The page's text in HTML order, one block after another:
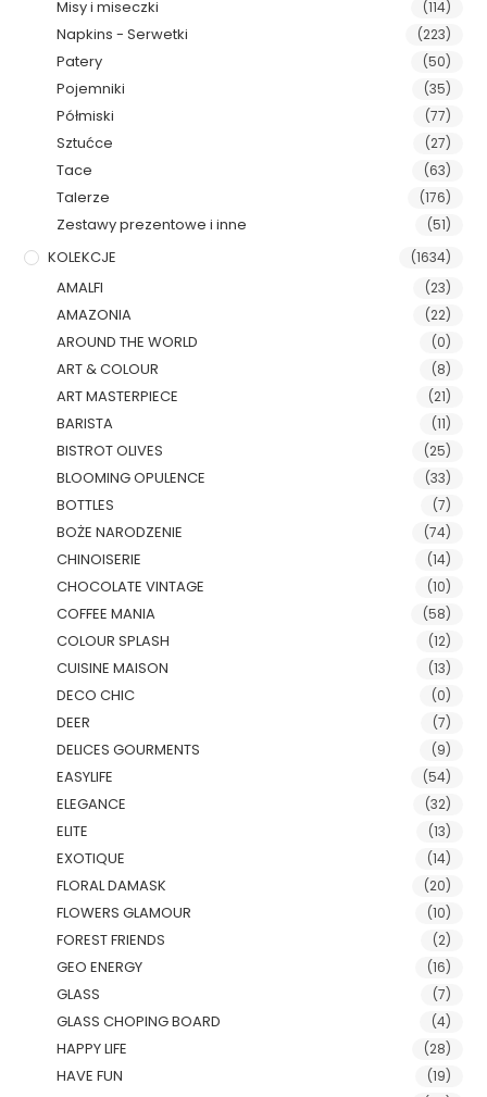
Misy i miseczki (114)
Napkins - Serwetki (223)
Patery (50)
Pojemniki (35)
Półmiski (77)
Sztućce (27)
Tace (63)
Talerze (176)
Zestawy prezentowe i inne (51)
KOLEKCJE (1634)
AMALFI (23)
AMAZONIA (22)
AROUND THE WORLD (0)
ART & COLOUR (8)
ART MASTERPIECE (21)
BARISTA (11)
BISTROT OLIVES (25)
BLOOMING OPULENCE (33)
BOTTLES (7)
BOŻE NARODZENIE (74)
CHINOISERIE (14)
CHOCOLATE VINTAGE (10)
COFFEE MANIA (58)
COLOUR SPLASH (12)
CUISINE MAISON (13)
DECO CHIC (0)
DEER (7)
DELICES GOURMENTS (9)
EASYLIFE (54)
ELEGANCE (32)
ELITE (13)
EXOTIQUE (14)
FLORAL DAMASK (20)
FLOWERS GLAMOUR (10)
FOREST FRIENDS (2)
GEO ENERGY (16)
GLASS (7)
GLASS CHOPING BOARD (4)
HAPPY LIFE (28)
HAVE FUN (19)